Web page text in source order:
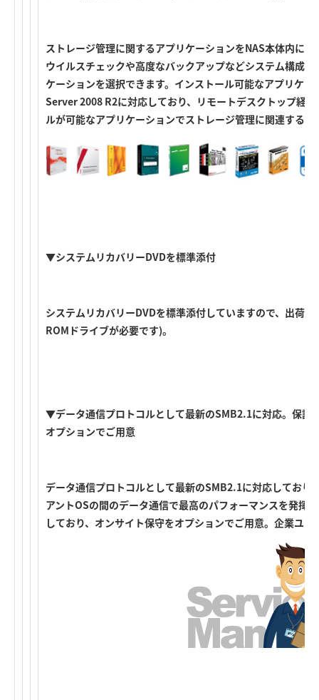
ストレージ管理に関するアプリケーションをNAS本体内に
ウイルスチェックや高度なバックアップなどシステム構成
ケーションを選択できます。インストール可能なアプリケ
Server 2008 R2に対応しており、リモートデスクトップ経
ルが可能なアプリケーションでストレージ管理に関連する
▼システムリカバリーDVDを標準添付
システムリカバリーDVDを標準添付していますので、出荷
ROMドライブが必要です)。
▼データ通信プロトコルとして最新のSMB2.1に対応。保証
オプションでご用意
データ通信プロトコルとして最新のSMB2.1に対応してお
アントOSの間のデータ通信で最高のパフォーマンスを発揮
しており、オンサイト保守をオプションでご用意。企業ユ